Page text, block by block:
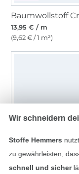
13,95 € / m
(9,62 € / 1 m²)
7,95 € / m
Wir schneidern
Stoffe Hemmers
zu gewährleisten,
schnell und sicher